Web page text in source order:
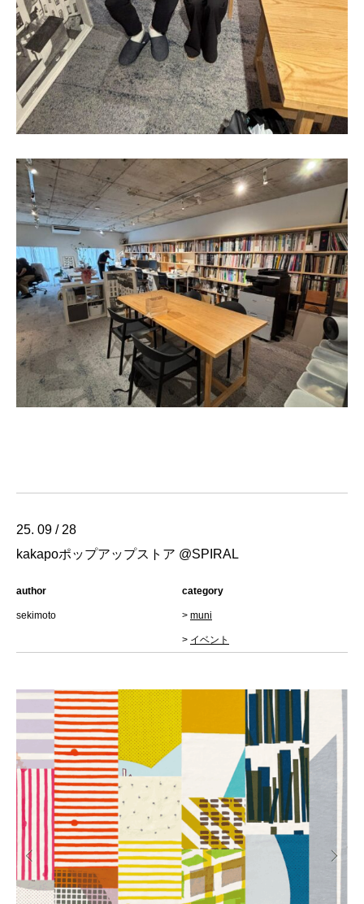
25. 09 / 28
kakapoポップアップストア @SPIRAL
author
sekimoto
category
> muni
> イベント